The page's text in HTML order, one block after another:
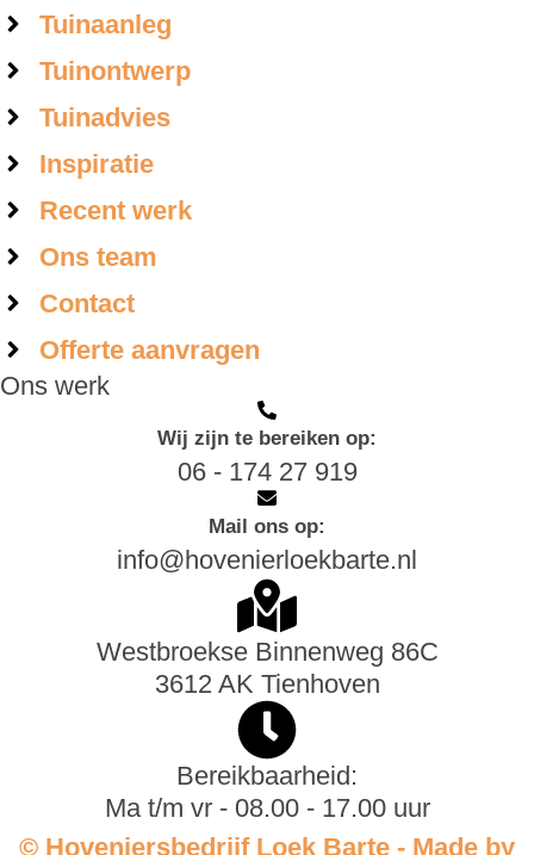
Tuinaanleg
Tuinontwerp
Tuinadvies
Inspiratie
Recent werk
Ons team
Contact
Offerte aanvragen
Ons werk
Wij zijn te bereiken op:
06 - 174 27 919
Mail ons op:
info@hovenierloekbarte.nl
Westbroekse Binnenweg 86C
3612 AK Tienhoven
Bereikbaarheid:
Ma t/m vr - 08.00 - 17.00 uur
© Hoveniersbedrijf Loek Barte - Made by